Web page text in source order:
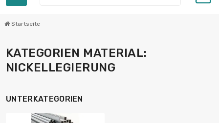
Startseite
KATEGORIEN MATERIAL:
NICKELLEGIERUNG
UNTERKATEGORIEN